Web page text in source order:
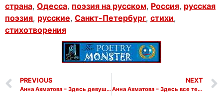
страна, Одесса, поэзия на русском, Россия, русская
поэзия, русские, Санкт-Петербург, стихи,
стихотворения
PREVIOUS
Анна Ахматова – Здесь девушки прелестнейшие спорят
NEXT
Анна Ахматова – Здесь все тебе принадлежит по праву